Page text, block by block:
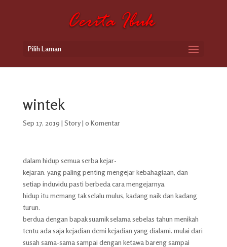
Pilih Laman
wintek
Sep 17, 2019 | Story| 0 Komentar
dalam hidup semua serba kejar-
kejaran. yang paling penting mengejar kebahagiaan, dan
setiap induvidu pasti berbeda cara mengejarnya.
hidup itu memang tak selalu mulus, kadang naik dan kadang
turun.
berdua dengan bapak suamik selama sebelas tahun menikah
tentu ada saja kejadian demi kejadian yang dialami. mulai dari
susah sama-sama sampai dengan ketawa bareng sampai